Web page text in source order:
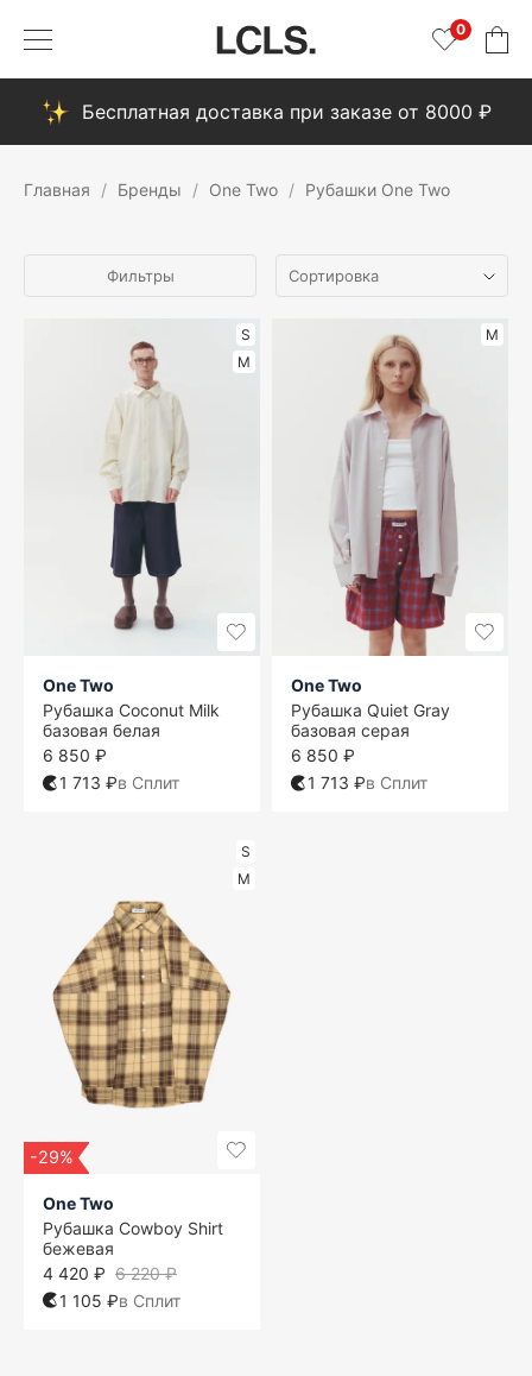
0
Бесплатная доставка при заказе от 8000 ₽
Главная Бренды One Two Рубашки One Two
Фильтры
S
M
One Two
Рубашка Coconut Milk
базовая белая
6 850 ₽
1 713 ₽в Сплит
M
One Two
Рубашка Quiet Gray
базовая серая
6 850 ₽
1 713 ₽в Сплит
S
M
-29%
One Two
Рубашка Cowboy Shirt
бежевая
6 220 ₽
4 420 ₽
1 105 ₽в Сплит